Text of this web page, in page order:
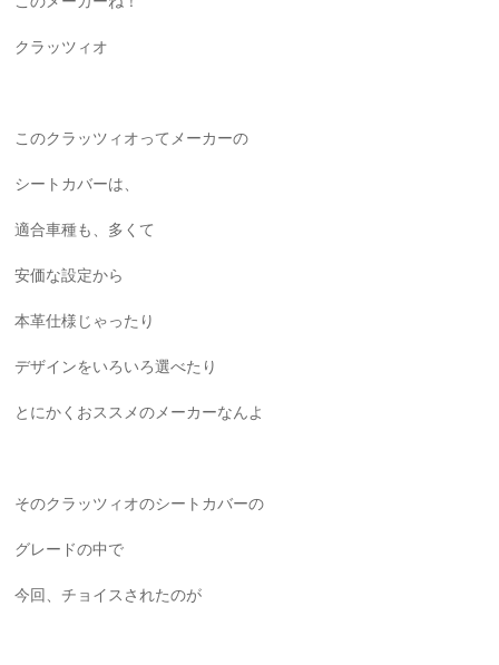
クラッツィオ
このクラッツィオってメーカーの
シートカバーは、
適合車種も、多くて
安価な設定から
本革仕様じゃったり
デザインをいろいろ選べたり
とにかくおススメのメーカーなんよ
そのクラッツィオのシートカバーの
グレードの中で
今回、チョイスされたのが